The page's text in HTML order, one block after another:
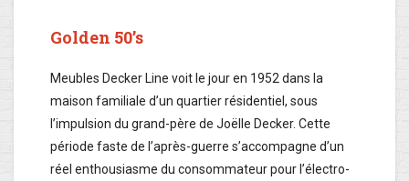
Golden 50’s
Meubles Decker Line voit le jour en 1952 dans la
maison familiale d’un quartier résidentiel, sous
l’impulsion du grand-père de Joëlle Decker. Cette
période faste de l’après-guerre s’accompagne d’un
réel enthousiasme du consommateur pour l’électro-